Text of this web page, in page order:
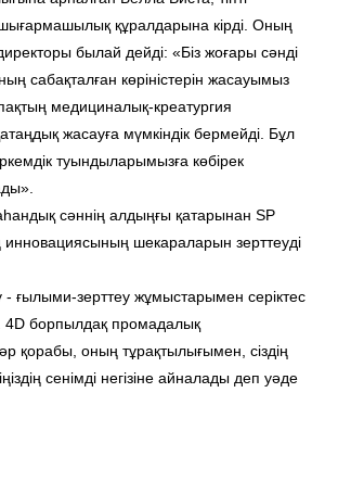
шығармашылық құралдарына кірді. Оның
былай дейді: «Біз жоғары сәнді
сабақталған көріністерін жасауымыз
медициналық-креатургия
жасауға мүмкіндік бермейді. Бұл
туындыларымызға көбірек
сәннің алдыңғы қатарынан SP
инновациясының шекараларын зерттеуді
- ғылыми-зерттеу жұмыстарымен серіктес
4D борпылдақ промадалық
қорабы, оның тұрақтылығымен, сіздің
сенімді негізіне айналады деп уәде